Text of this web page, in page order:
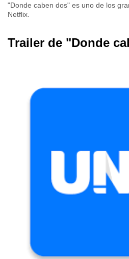
"Donde caben dos" es uno de los
Netflix.
Trailer de "Donde